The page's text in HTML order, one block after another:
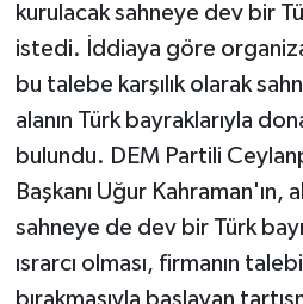
kurulacak sahneye dev bir
istedi. İddiaya göre
bu talebe karşılık olarak
alanın Türk bayraklarıyla
bulundu. DEM Partili
Başkanı Uğur Kahraman'ın,
sahneye de dev bir Türk
ısrarcı olması, firmanın talebi